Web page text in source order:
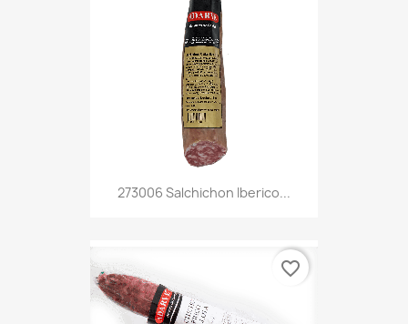
273006 Salchichon Iberico...
favorite_border